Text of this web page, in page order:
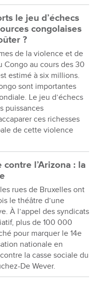
le jeu d’échecs
congolaises
?
de la violence et de
Congo au cours des 30
estimé à six millions.
sont importantes
Le jeu d’échecs
puissances
ces richesses
de cette violence
l’Arizona : la
rues de Bruxelles ont
le théâtre d’une
À l’appel des syndicats
plus de 100 000
pour marquer le 14e
nationale en
la casse sociale du
De Wever.